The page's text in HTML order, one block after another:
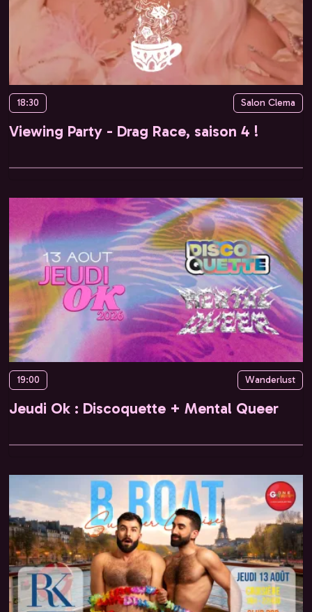
18:30 Salon Clema
Viewing Party - Drag Race, saison 4 !
19:00 Wanderlust
Jeudi Ok : Discoquette + Mental Queer